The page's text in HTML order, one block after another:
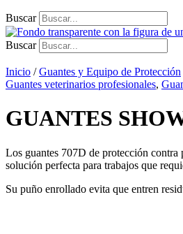
Buscar
Buscar
Inicio /Guantes y Equipo de Protección
Guantes veterinarios profesionales,
GUANTES
Los guantes 707D de protección contra
solución perfecta para trabajos que
Su puño enrollado evita que entren